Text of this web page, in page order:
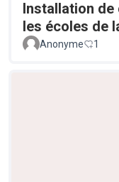
Installation
les écoles de
Anonyme 1